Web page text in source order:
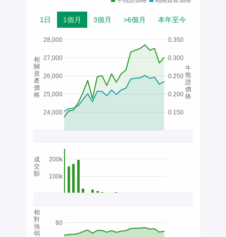
1日 1個月 3個月 >6個月 本年至今
24,000
25,000
26,000
27,000
28,000
0.150
0.200
0.250
0.300
0.350
100k
200k
80
相
關
資
產
價
格
牛
熊
證
價
格
成
交
額
相
對
強
弱